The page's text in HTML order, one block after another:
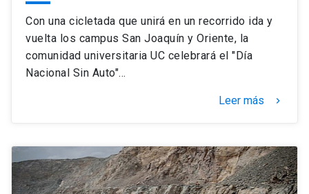
Con una cicletada que unirá en un recorrido ida y
vuelta los campus San Joaquín y Oriente, la
comunidad universitaria UC celebrará el "Día
Nacional Sin Auto"…
Leer más keyboard_arrow_right